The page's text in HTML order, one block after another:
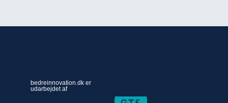
bedreinnovation.dk er
udarbejdet af